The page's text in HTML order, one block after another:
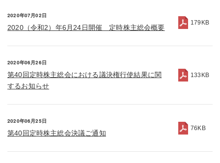
2020年07月02日
2020（令和2）年6月24日開催 定時株主総会概要
179KB
2020年06月26日
第40回定時株主総会における議決権行使結果に関
するお知らせ
133KB
2020年06月25日
第40回定時株主総会決議ご通知
76KB